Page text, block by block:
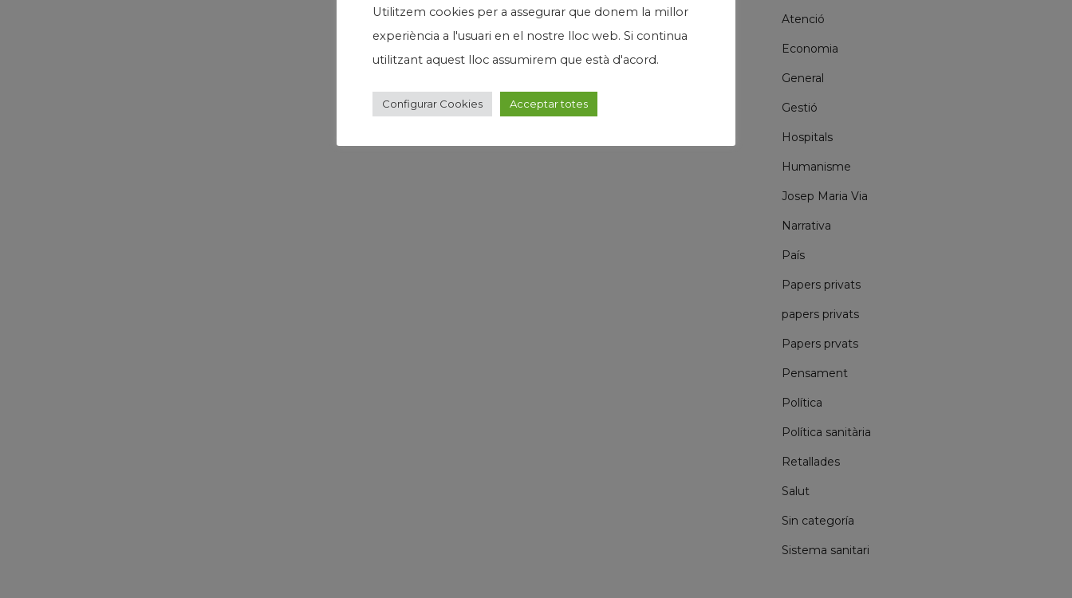
Atenció
Economia
General
Gestió
Hospitals
Humanisme
Josep Maria Via
Narrativa
País
Papers privats
papers privats
Papers prvats
Pensament
Política
Política sanitària
Retallades
Salut
Sin categoría
Sistema sanitari
Utilitzem cookies per a assegurar que donem la millor
experiència a l'usuari en el nostre lloc web. Si continua
utilitzant aquest lloc assumirem que està d'acord.
Configurar Cookies Acceptar totes